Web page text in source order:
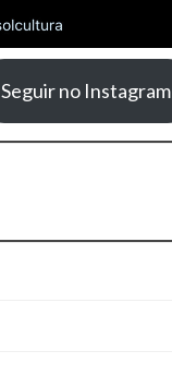
Seguir no Instagram